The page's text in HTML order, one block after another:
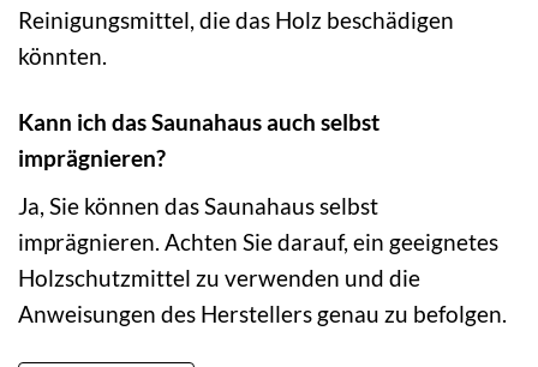
Reinigungsmittel, die das Holz beschädigen
könnten.
Kann ich das Saunahaus auch selbst
imprägnieren?
Ja, Sie können das Saunahaus selbst
imprägnieren. Achten Sie darauf, ein geeignetes
Holzschutzmittel zu verwenden und die
Anweisungen des Herstellers genau zu befolgen.